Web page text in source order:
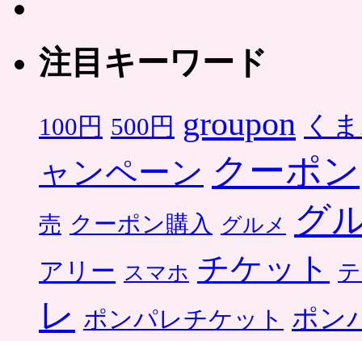
注目キーワード
100円 500円 groupon く
ャンペーン クーポン
売 クーポン購入 グルメ グ
アリー スマホ チケット
レ ポンパレチケット ポン